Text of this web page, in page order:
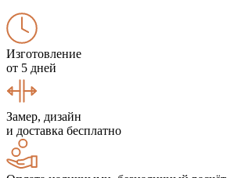
Изготовление
от 5 дней
Замер, дизайн
и доставка бесплатно